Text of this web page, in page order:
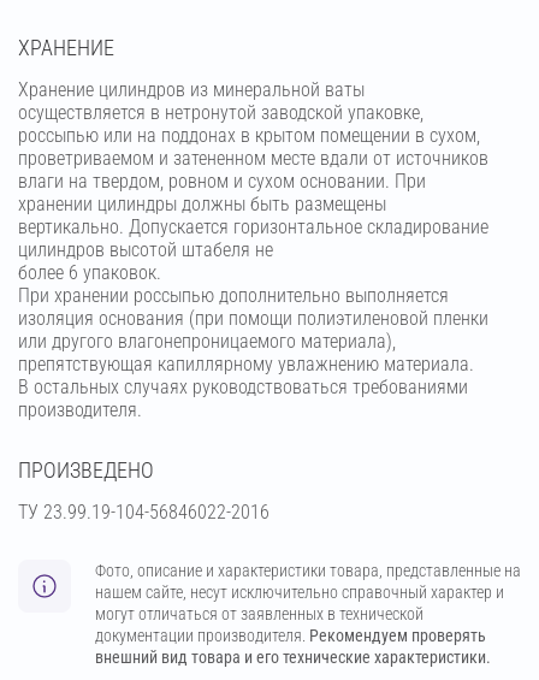
ХРАНЕНИЕ
Хранение цилиндров из минеральной ваты
осуществляется в нетронутой заводской упаковке,
россыпью или на поддонах в крытом помещении в сухом,
проветриваемом и затененном месте вдали от источников
влаги на твердом, ровном и сухом основании. При
хранении цилиндры должны быть размещены
вертикально. Допускается горизонтальное складирование
цилиндров высотой штабеля не
более 6 упаковок.
При хранении россыпью дополнительно выполняется
изоляция основания (при помощи полиэтиленовой пленки
или другого влагонепроницаемого материала),
препятствующая капиллярному увлажнению материала.
В остальных случаях руководствоваться требованиями
производителя.
ПРОИЗВЕДЕНО
ТУ 23.99.19-104-56846022-2016
Фото, описание и характеристики товара, представленные на
нашем сайте, несут исключительно справочный характер и
могут отличаться от заявленных в технической
документации производителя. Рекомендуем проверять
внешний вид товара и его технические характеристики.